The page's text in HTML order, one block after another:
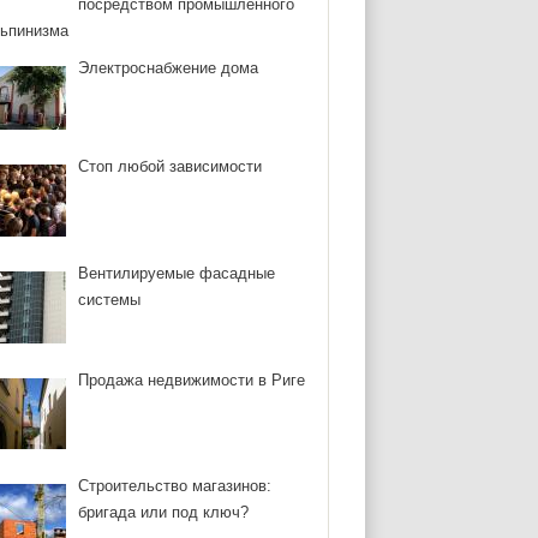
посредством промышленного
Электроснабжение дома
Стоп любой зависимости
Вентилируемые фасадные
системы
Продажа недвижимости в Риге
Строительство магазинов:
бригада или под ключ?